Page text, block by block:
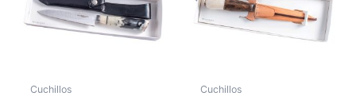
Cuchillos Cuchillos